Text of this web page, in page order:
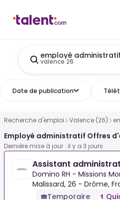
employé administratif
valence 26
Date de publication
Recherche d'emploi Valence (26)
Employé administratif Offres
Dernière mise à jour : il y a 3 jours
Assistant
Domino RH - Missions
Malissard, 26 - Drôme,
Temporaire